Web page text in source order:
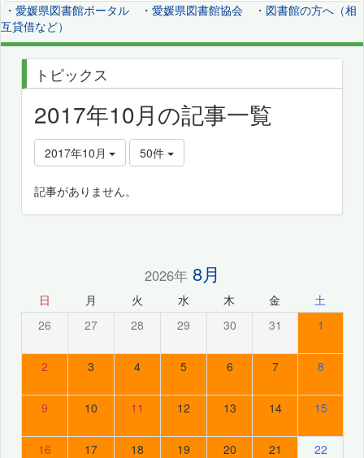
・ 愛媛県図書館ポータル ・ 愛媛県図書館協会 ・ 図書館の方へ（相
互貸借など）
トピックス
2017年10月の記事一覧
2017年10月 50件
記事がありません。
2026年8月
日 月 火 水 木 金 土
26 27 28 29 30 31 1
2 3 4 5 6 7 8
9 10 11 12 13 14 15
16 17 18 19 20 21 22